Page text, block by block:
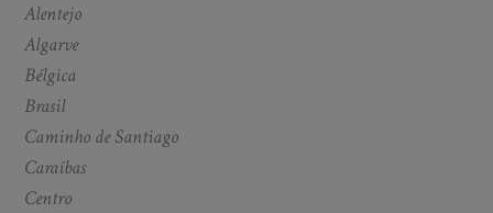
Alentejo
Algarve
Bélgica
Brasil
Caminho de Santiago
Caraíbas
Centro